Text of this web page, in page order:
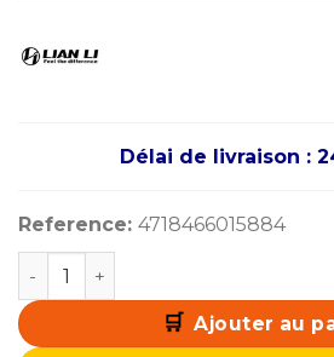
Délai de livraison :
Reference: 4718466015884
quantité de Lian Li O11 Vision
Ajouter au